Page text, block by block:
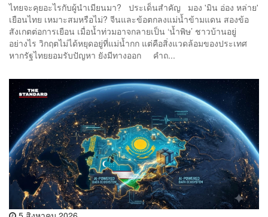
ไทยจะคุยอะไรกับผู้นำเมียนมา? ประเด็นสำคัญ มอง 'มิน อ่อง หล่าย'
เยือนไทย เหมาะสมหรือไม่? จีนและข้อตกลงแม่น้ำข้ามแดน สองข้อ
สังเกตต่อการเยือน เมื่อน้ำท่วมอาจกลายเป็น ‘น้ำพิษ’ ชาวบ้านอยู่
อย่างไร วิกฤตไม่ได้หยุดอยู่ที่แม่น้ำกก แต่คือสิ่งแวดล้อมของประเทศ
หากรัฐไทยยอมรับปัญหา ยังมีทางออก คำถ...